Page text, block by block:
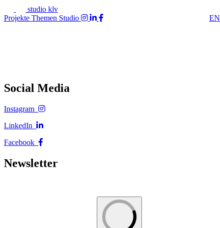
studio klv
Projekte Themen Studio EN
Social Media
Instagram
LinkedIn
Facebook
Newsletter